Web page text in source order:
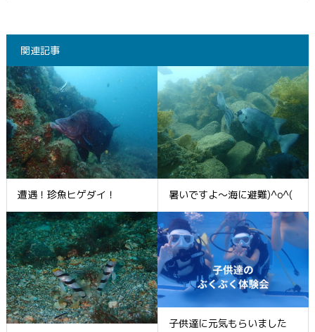
関連記事
遭遇！珍魚ヒゲダイ！ 暑いですよ～海に避難)^o^(
子供達に元気もらいました